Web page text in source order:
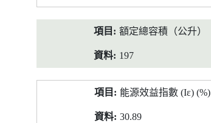
額定總容積（公升）
197
能源效益指數 (Iε) (%)
30.89